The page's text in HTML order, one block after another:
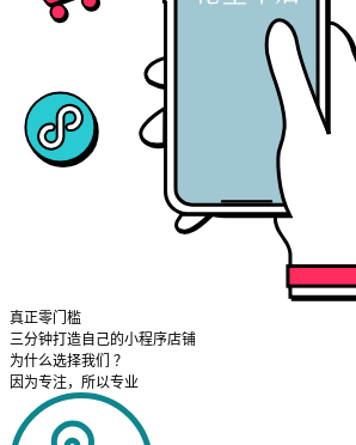
真正零门槛
三分钟打造自己的小程序店铺
为什么选择我们 ？
因为专注，所以专业